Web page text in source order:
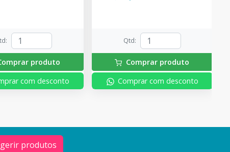
:
produto
com desconto
Qtd:
Comprar produto
Comprar com desconto
produtos